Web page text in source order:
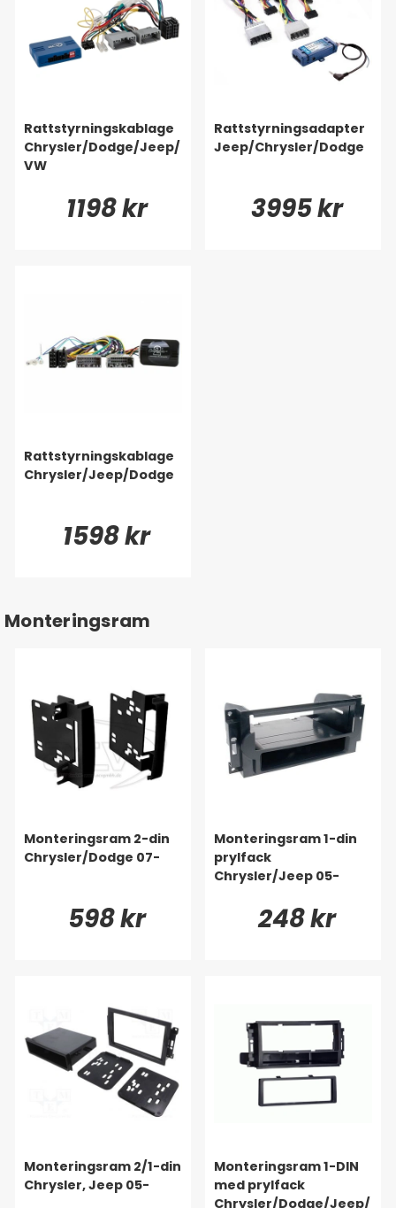
Rattstyrningskablage
Chrysler/Dodge/Jeep/
VW
1198 kr
Rattstyrningsadapter
Jeep/Chrysler/Dodge
3995 kr
Rattstyrningskablage
Chrysler/Jeep/Dodge
1598 kr
Monteringsram
Monteringsram 2-din
Chrysler/Dodge 07-
598 kr
Monteringsram 1-din
prylfack
Chrysler/Jeep 05-
248 kr
Monteringsram 2/1-din
Chrysler, Jeep 05-
Monteringsram 1-DIN
med prylfack
Chrysler/Dodge/Jeep/